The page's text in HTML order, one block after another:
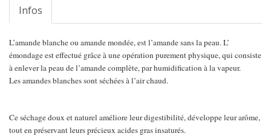
Infos
L’amande blanche ou amande mondée, est l’amande sans la peau. L’
émondage est effectué grâce à une opération purement physique, qui consiste
à enlever la peau de l’amande complète, par humidification à la vapeur.
Les amandes blanches sont séchées à l’air chaud.
Ce séchage doux et naturel améliore leur digestibilité, développe leur arôme,
tout en préservant leurs précieux acides gras insaturés.